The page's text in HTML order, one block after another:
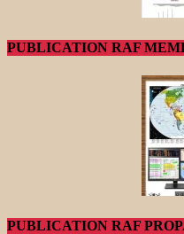
PUBLICATION RAF
PUBLICATION RAF